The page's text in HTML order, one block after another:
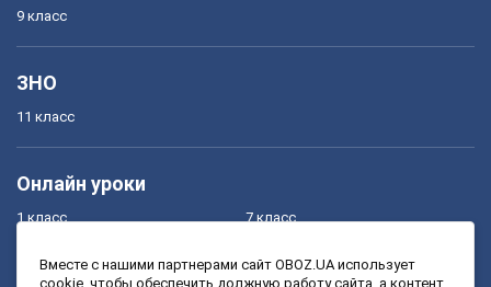
9 класс
ЗНО
11 класс
Онлайн уроки
1 класс 7 класс
Вместе с нашими партнерами сайт OBOZ.UA использует
cookie, чтобы обеспечить должную работу сайта, а контент